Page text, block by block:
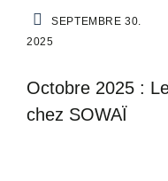
OFFRE
LES ARTICLES
SEPTEMBRE 30.
2025
Octobre 2025 :
chez SOWAÏ